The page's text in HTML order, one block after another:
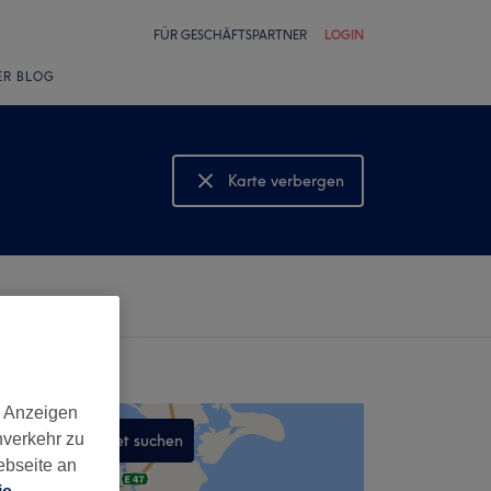
FÜR GESCHÄFTSPARTNER LOGIN
BLOG
Karte verbergen
Karte anzeigen
In diesem Gebiet suchen
,
zu
an